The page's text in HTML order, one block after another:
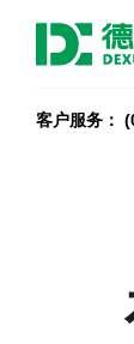
客户服务：